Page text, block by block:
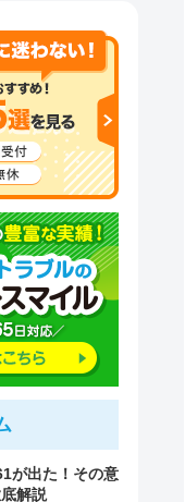
が出た！その意
解説